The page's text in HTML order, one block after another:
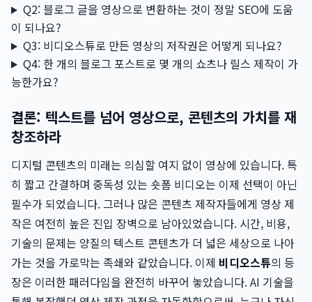
Q2: 블로그 글을 영상으로 변환하는 것이 정말 SEO에 도움
이 되나요?
Q3: 비디오스튜로 만든 영상의 저작권은 어떻게 되나요?
Q4: 한 개의 블로그 포스트로 몇 개의 쇼츠나 릴스 제작이 가
능한가요?
결론: 텍스트를 넘어 영상으로, 콘텐츠의 가치를 재
창조하라
디지털 콘텐츠의 미래는 의심할 여지 없이 영상에 있습니다. 특
히 짧고 간결하며 중독성 있는 숏폼 비디오는 이제 선택이 아닌
필수가 되었습니다. 그러나 많은 콘텐츠 제작자들에게 영상 제
작은 여전히 높은 진입 장벽으로 남아있었습니다. 시간, 비용,
기술의 문제는 양질의 텍스트 콘텐츠가 더 넓은 세상으로 나아
가는 것을 가로막는 족쇄와 같았습니다. 이제 비디오스튜의 등
장은 이러한 패러다임을 완전히 바꾸어 놓았습니다. AI 기술을